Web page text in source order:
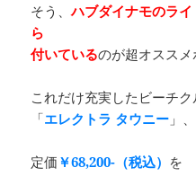
そう、ハブダイナモのラ
ら
付いているのが超オススメ
これだけ充実したビーチ
「エレクトラ タウニー 」、
定価 ￥68,200-（税込） を